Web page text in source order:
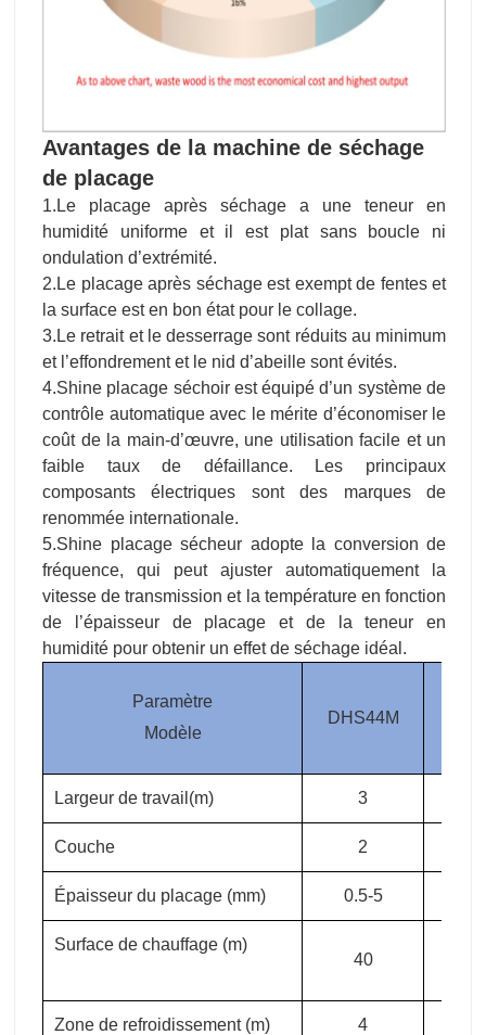
Avantages de la machine de séchage
de placage
1.Le placage après séchage a une teneur en
humidité uniforme et il est plat sans boucle ni
ondulation d’extrémité.
2.Le placage après séchage est exempt de fentes et
la surface est en bon état pour le collage.
3.Le retrait et le desserrage sont réduits au minimum
et l’effondrement et le nid d’abeille sont évités.
4.Shine placage séchoir est équipé d’un système de
contrôle automatique avec le mérite d’économiser le
coût de la main-d’œuvre, une utilisation facile et un
faible taux de défaillance. Les principaux
composants électriques sont des marques de
renommée internationale.
5.Shine placage sécheur adopte la conversion de
fréquence, qui peut ajuster automatiquement la
vitesse de transmission et la température en fonction
de l’épaisseur de placage et de la teneur en
humidité pour obtenir un effet de séchage idéal.
Paramètre
Modèle
DHS44M
Largeur de travail(m) 3
Couche 2
Épaisseur du placage (mm) 0.5-5
Surface de chauffage (m)
40
Zone de refroidissement (m) 4